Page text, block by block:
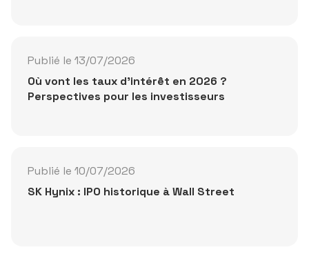
Publié le 13/07/2026
Où vont les taux d'intérêt en 2026 ?
Perspectives pour les investisseurs
Publié le 10/07/2026
SK Hynix : IPO historique à Wall Street